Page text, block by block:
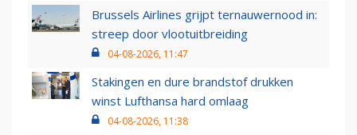
Brussels Airlines grijpt ternauwernood in:
streep door vlootuitbreiding
04-08-2026, 11:47
Stakingen en dure brandstof drukken
winst Lufthansa hard omlaag
04-08-2026, 11:38